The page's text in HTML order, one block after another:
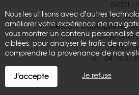
69001
Tél :
Gestion, Copropriété,
9 rue
69002
Tél :
Nous les utilisons avec d'autres
améliorer votre expérience de
vous montrer un contenu personnalisé
ciblées, pour analyser le trafic de notre
comprendre la provenance de nos
J'accepte Je refuse